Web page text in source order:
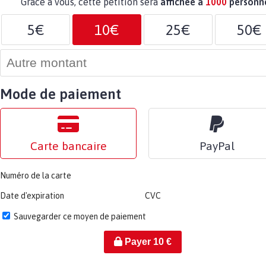
5€ 10€ 25€ 50€
Mode de paiement
Carte bancaire PayPal
Numéro de la carte
Date d'expiration CVC
Sauvegarder ce moyen de paiement
Payer 10€